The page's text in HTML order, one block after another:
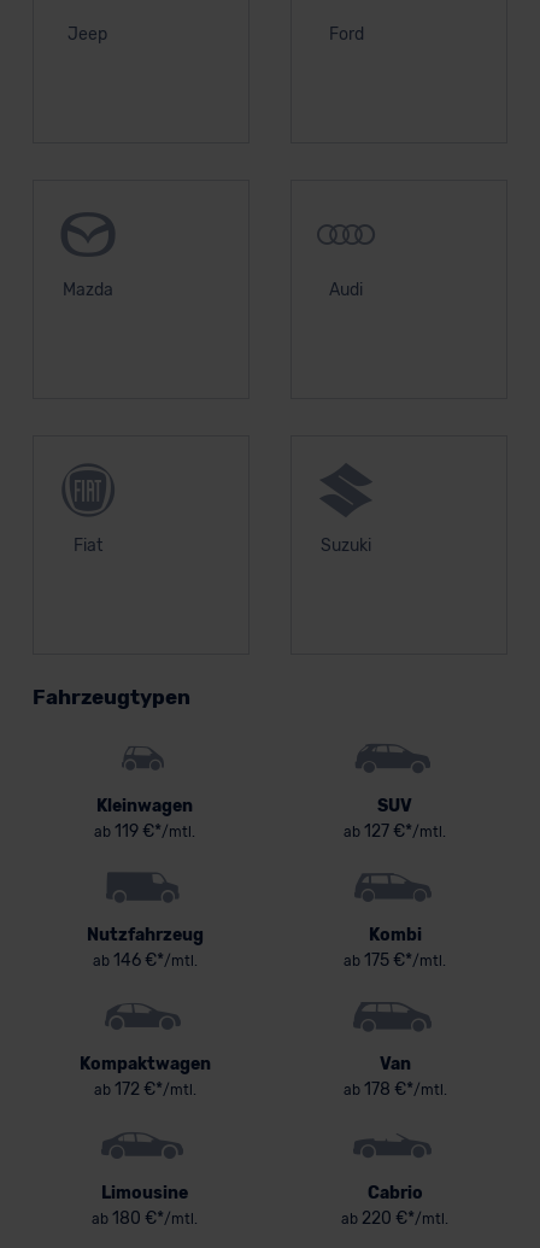
Jeep Ford
Mazda Audi
Fiat Suzuki
Fahrzeugtypen
Kleinwagen
ab 119 €*/mtl.
SUV
ab 127 €*/mtl.
Nutzfahrzeug
ab146 €*/mtl.
Kombi
ab 175 €*/mtl.
Kompaktwagen
ab172 €*/mtl.
Van
ab178 €*/mtl.
Limousine
ab 180 €*/mtl.
Cabrio
ab 220 €*/mtl.